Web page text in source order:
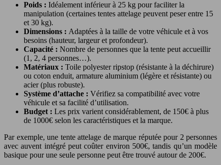
Poids : Idéalement inférieur à 25 kg pour faciliter la
manipulation (certaines tentes attelage peuvent peser entre 15
et 30 kg).
Dimensions : Adaptées à la taille de votre véhicule et à vos
besoins (hauteur, largeur et profondeur).
Capacité : Nombre de personnes que la tente peut accueillir
(1, 2, 4 personnes…).
Matériaux : Toile polyester ripstop (résistante à la déchirure)
ou coton enduit, armature aluminium (légère et résistante) ou
acier (plus robuste).
Système d’attache : Vérifiez sa compatibilité avec votre
véhicule et sa facilité d’utilisation.
Budget : Les prix varient considérablement, de 150€ à plus
de 1000€ selon les caractéristiques et la marque.
Par exemple, une tente attelage de marque réputée pour 2 personnes
avec auvent intégré peut coûter environ 500€, tandis qu’un modèle
basique pour une seule personne peut être trouvé autour de 200€.